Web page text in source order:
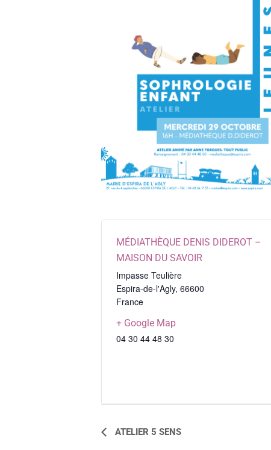
MÉDIATHÈQUE DENIS DIDEROT –
MAISON DU SAVOIR
Impasse Teulière
Espira-de-l'Agly, 66600
France
+ Google Map
04 30 44 48 30
NAVIGATION
ATELIER 5 SENS